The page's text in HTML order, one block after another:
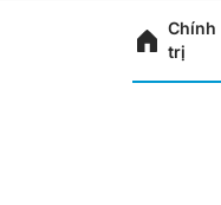
Chính
trị